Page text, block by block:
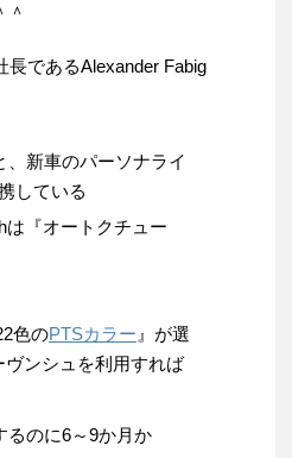
＾
長であるAlexander Fabig
新車のパーソナライ
している
は『オートクチュー
色のPTSカラー 』が選
ンシュを利用すれば
るのに6～9か月か